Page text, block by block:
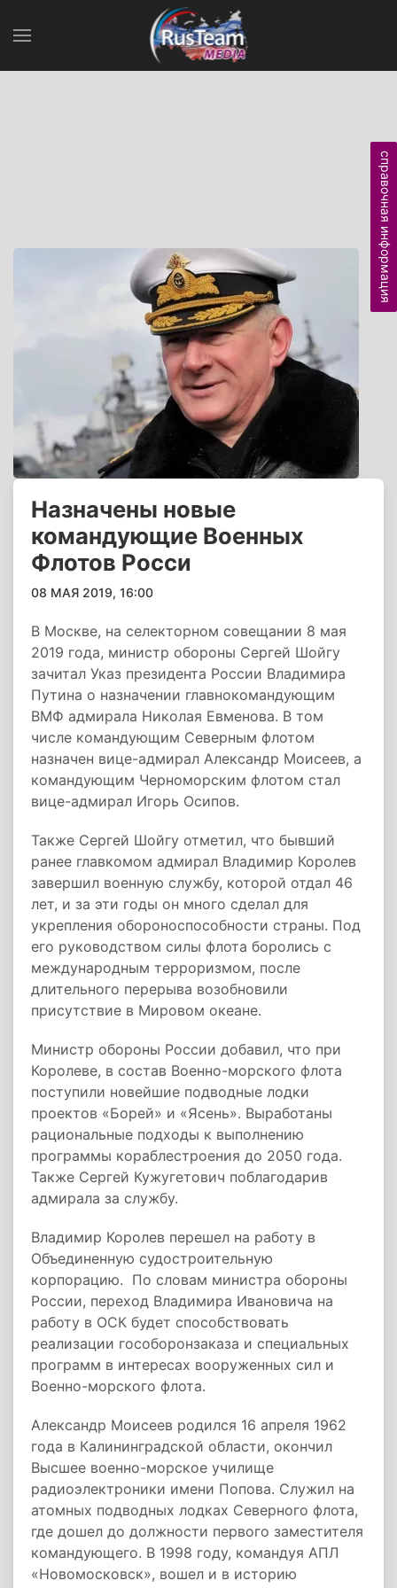
Назначены новые
командующие Военных
Флотов Росси
08 МАЯ 2019, 16:00
В Москве, на селекторном совещании 8 мая
2019 года, министр обороны Сергей Шойгу
зачитал Указ президента России Владимира
Путина о назначении главнокомандующим
ВМФ адмирала Николая Евменова. В том
числе командующим Северным флотом
назначен вице-адмирал Александр Моисеев, а
командующим Черноморским флотом стал
вице-адмирал Игорь Осипов.
Также Сергей Шойгу отметил, что бывший
ранее главкомом адмирал Владимир Королев
завершил военную службу, которой отдал 46
лет, и за эти годы он много сделал для
укрепления обороноспособности страны. Под
его руководством силы флота боролись с
международным терроризмом, после
длительного перерыва возобновили
присутствие в Мировом океане.
Министр обороны России добавил, что при
Королеве, в состав Военно-морского флота
поступили новейшие подводные лодки
проектов «Борей» и «Ясень». Выработаны
рациональные подходы к выполнению
программы кораблестроения до 2050 года.
Также Сергей Кужугетович поблагодарив
адмирала за службу.
Владимир Королев перешел на работу в
Объединенную судостроительную
корпорацию. По словам министра обороны
России, переход Владимира Ивановича на
работу в ОСК будет способствовать
реализации гособоронзаказа и специальных
программ в интересах вооруженных сил и
Военно-морского флота.
Александр Моисеев родился 16 апреля 1962
года в Калининградской области, окончил
Высшее военно-морское училище
радиоэлектроники имени Попова. Служил на
атомных подводных лодках Северного флота,
где дошел до должности первого заместителя
командующего. В 1998 году, командуя АПЛ
«Новомосковск», вошел и в историю
справочная информация